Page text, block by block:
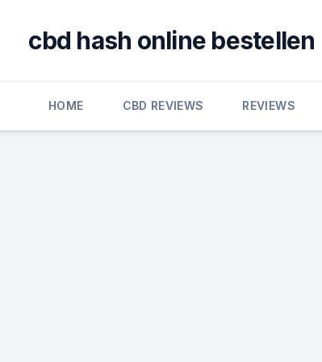
cbd hash online bestellen
HOME CBD REVIEWS REVIEWS